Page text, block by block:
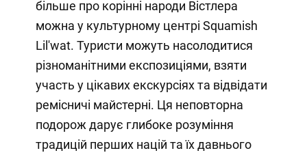
більше про корінні народи Вістлера
можна у культурному центрі Squamish
Lil'wat. Туристи можуть насолодитися
різноманітними експозиціями, взяти
участь у цікавих екскурсіях та відвідати
ремісничі майстерні. Ця неповторна
подорож дарує глибоке розуміння
традицій перших націй та їх давнього